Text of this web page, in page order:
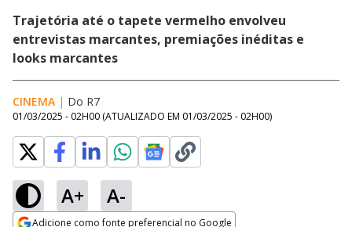
Trajetória até o tapete vermelho envolveu
entrevistas marcantes, premiações inéditas e
looks marcantes
CINEMA | Do R7
01/03/2025 - 02H00 (ATUALIZADO EM 01/03/2025 - 02H00)
A+ A-
Adicione como fonte preferencial no Google